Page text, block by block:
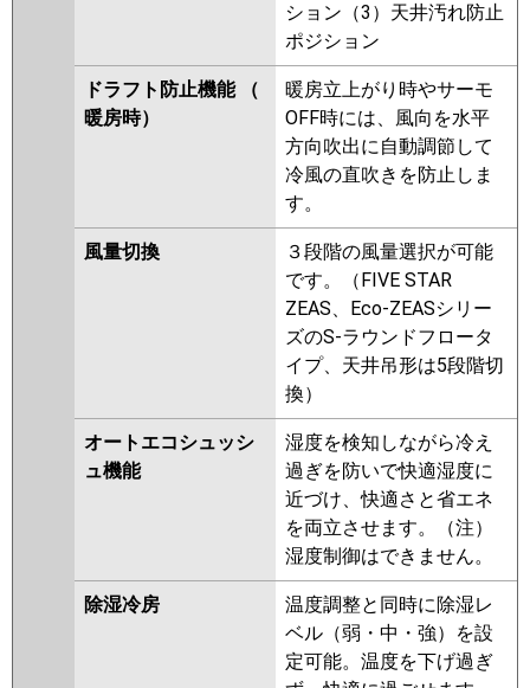
ション（3）天井汚れ防止
ポジション
ドラフト防止機能 （
暖房時）
暖房立上がり時やサーモ
OFF時には、風向を水平
方向吹出に自動調節して
冷風の直吹きを防止しま
す。
風量切換
３段階の風量選択が可能
です。（FIVE STAR
ZEAS、Eco-ZEASシリー
ズのS-ラウンドフロータ
イプ、天井吊形は5段階切
換）
オートエコシュッシ
ュ機能
湿度を検知しながら冷え
過ぎを防いで快適湿度に
近づけ、快適さと省エネ
を両立させます。（注）
湿度制御はできません。
除湿冷房
温度調整と同時に除湿レ
ベル（弱・中・強）を設
定可能。温度を下げ過ぎ